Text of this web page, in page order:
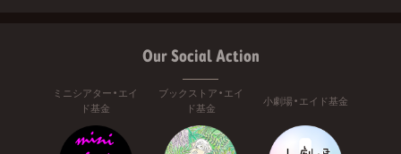
Our Social Action
ミニシアター・エイ
ド基金
ブックストア・エイ
ド基金
小劇場・エイド基金